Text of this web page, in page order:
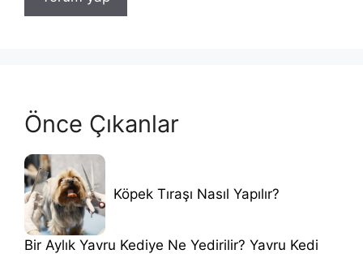
Önce Çıkanlar
Köpek Tıraşı Nasıl Yapılır?
Bir Aylık Yavru Kediye Ne Yedirilir? Yavru Kedi